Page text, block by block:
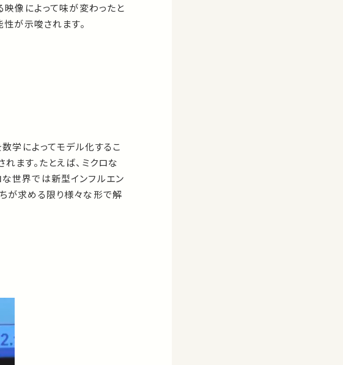
像によって味が変わったと
が示唆されます。
学によってモデル化するこ
ます。たとえば、ミクロな
世界では新型インフルエン
が求める限り様々な形で解